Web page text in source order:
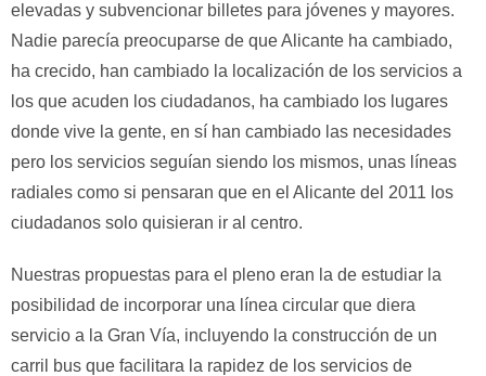
elevadas y subvencionar billetes para jóvenes y mayores.
Nadie parecía preocuparse de que Alicante ha cambiado,
ha crecido, han cambiado la localización de los servicios a
los que acuden los ciudadanos, ha cambiado los lugares
donde vive la gente, en sí han cambiado las necesidades
pero los servicios seguían siendo los mismos, unas líneas
radiales como si pensaran que en el Alicante del 2011 los
ciudadanos solo quisieran ir al centro.
Nuestras propuestas para el pleno eran la de estudiar la
posibilidad de incorporar una línea circular que diera
servicio a la Gran Vía, incluyendo la construcción de un
carril bus que facilitara la rapidez de los servicios de